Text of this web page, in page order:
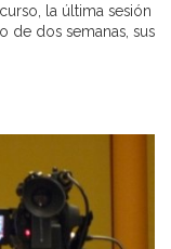
la última sesión
de dos semanas, sus